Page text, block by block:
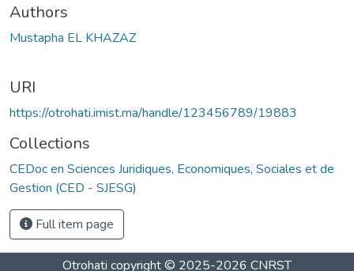
Authors
Mustapha EL KHAZAZ
URI
https://otrohati.imist.ma/handle/123456789/19883
Collections
CEDoc en Sciences Juridiques, Economiques, Sociales et de
Gestion (CED - SJESG)
Full item page
Otrohati copyright © 2025-2026 CNRST